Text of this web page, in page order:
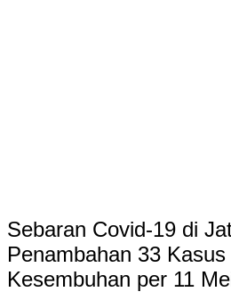
Sebaran Covid-19 di
Penambahan 33
Kesembuhan per 11